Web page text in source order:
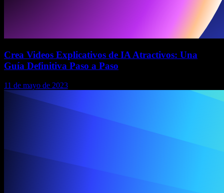
Crea Videos Explicativos de IA Atractivos: Una
Guía Definitiva Paso a Paso
11 de mayo de 2023